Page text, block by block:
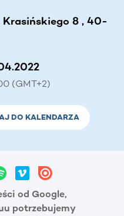
Krasińskiego 8 , 40-
(GMT+2)
DO KALENDARZA
od Google,
potrzebujemy